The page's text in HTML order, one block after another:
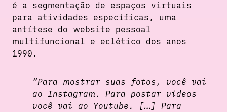
é a segmentação de espaços virtuais
para atividades específicas, uma
antítese do website pessoal
multifuncional e eclético dos anos
1990.
“Para mostrar suas fotos, você vai
ao Instagram. Para postar vídeos
você vai ao Youtube. […] Para